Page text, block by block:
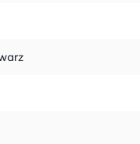
Abendessen und
ist der perfekte
schnelles und präzises